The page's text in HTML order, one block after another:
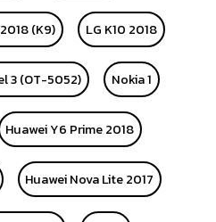
(K9) LG K10 2018
3 (OT-5052) Nokia 1
Huawei Y6 Prime 2018
Huawei Nova Lite 2017